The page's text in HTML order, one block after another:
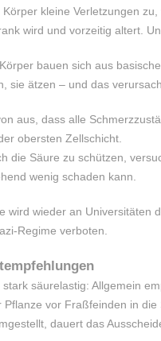
kleine Verletzungen
wird und vorzeitig altert.
bauen sich aus
sie ätzen – und das
aus, dass alle
obersten Zellschicht.
die Säure zu schützen,
wenig schaden kann.
wird wieder an Universitäten
Regime verboten.
säurelastig: Allgemein
vor Fraßfeinden in
dauert das